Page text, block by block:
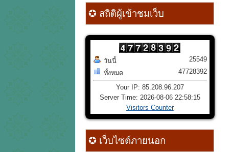
✪ สถิติผู้เข้าชมเว็บ
วันนี้
ทั้งหมด
25549
47728392
Your IP: 85.208.96.207
Server Time: 2026-08-06 22:58:15
Visitors Counter
✪ เว็บไซต์ภายนอก